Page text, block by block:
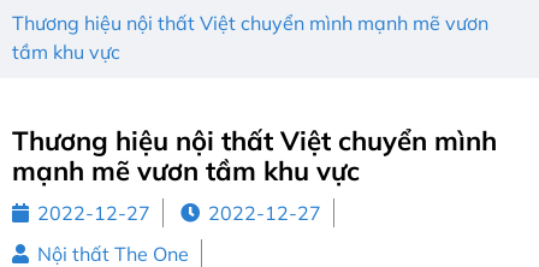
Thương hiệu nội thất Việt chuyển mình mạnh mẽ vươn
tầm khu vực
Thương hiệu nội thất Việt chuyển mình
mạnh mẽ vươn tầm khu vực
2022-12-27
2022-12-27
Nội thất The One